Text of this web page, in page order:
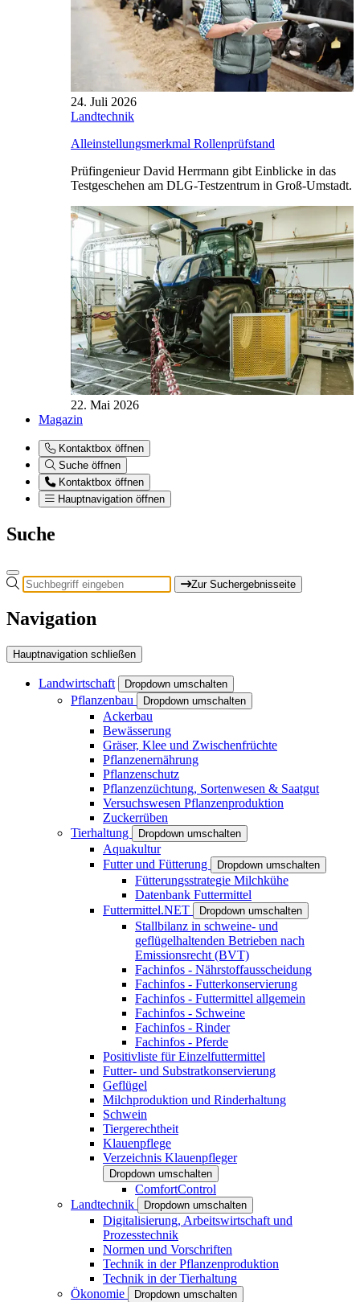
24. Juli 2026
Landtechnik
Alleinstellungsmerkmal Rollenprüfstand
Prüfingenieur David Herrmann gibt Einblicke in das
Testgeschehen am DLG-Testzentrum in Groß-Umstadt.
22. Mai 2026
Magazin
Kontaktbox öffnen
Suche öffnen
Kontaktbox öffnen
Hauptnavigation öffnen
Suche
Zur Suchergebnisseite
Navigation
Hauptnavigation schließen
Landwirtschaft Dropdown umschalten
Pflanzenbau Dropdown umschalten
Ackerbau
Bewässerung
Gräser, Klee und Zwischenfrüchte
Pflanzenernährung
Pflanzenschutz
Pflanzenzüchtung, Sortenwesen & Saatgut
Versuchswesen Pflanzenproduktion
Zuckerrüben
Tierhaltung
Dropdown umschalten
Aquakultur
Futter und Fütterung
Dropdown umschalten
Fütterungsstrategie Milchkühe
Datenbank Futtermittel
Futtermittel.NET
Dropdown umschalten
Stallbilanz in schweine- und
geflügelhaltenden Betrieben nach
Emissionsrecht (BVT)
Fachinfos - Nährstoffausscheidung
Fachinfos - Futterkonservierung
Fachinfos - Futtermittel allgemein
Fachinfos - Schweine
Fachinfos - Rinder
Fachinfos - Pferde
Positivliste für Einzelfuttermittel
Futter- und Substratkonservierung
Geflügel
Milchproduktion und Rinderhaltung
Schwein
Tiergerechtheit
Klauenpflege
Verzeichnis Klauenpfleger
Dropdown umschalten
ComfortControl
Landtechnik
Dropdown umschalten
Digitalisierung, Arbeitswirtschaft und
Prozesstechnik
Normen und Vorschriften
Technik in der Pflanzenproduktion
Technik in der Tierhaltung
Ökonomie
Dropdown umschalten